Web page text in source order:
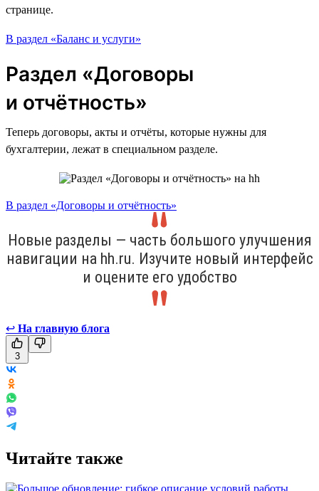
странице.
В раздел «Баланс и услуги»
Раздел «Договоры
и отчётность»
Теперь договоры, акты и отчёты, которые нужны для
бухгалтерии, лежат в специальном разделе.
В раздел «Договоры и отчётность»
Новые разделы — часть большого улучшения
навигации на hh.ru. Изучите новый интерфейс
и оцените его удобство
↩ На главную блога
3
Читайте также